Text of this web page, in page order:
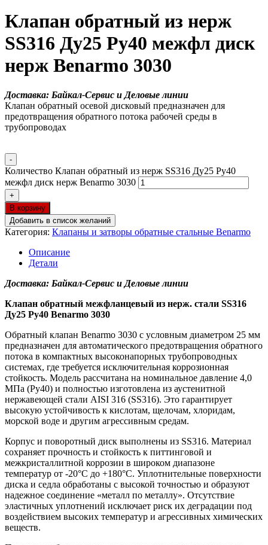
Клапан обратный из нерж
SS316 Ду25 Ру40 межфл диск
нерж Benarmo 3030
Доставка: Байкал-Сервис и Деловые линии
Клапан обратный осевой дисковый предназначен для
предотвращения обратного потока рабочей среды в
трубопроводах
-
Количество Клапан обратный из нерж SS316 Ду25 Ру40
межфл диск нерж Benarmo 3030
+
В корзину
Добавить в список желаний
Категория: Клапаны и затворы обратные стальные Benarmo
Описание
Детали
Доставка: Байкал-Сервис и Деловые линии
Клапан обратный межфланцевый из нерж. стали SS316
Ду25 Ру40 Benarmo 3030
Обратный клапан Benarmo 3030 с условным диаметром 25 мм
предназначен для автоматического предотвращения обратного
потока в компактных высоконапорных трубопроводных
системах, где требуется исключительная коррозионная
стойкость. Модель рассчитана на номинальное давление 4,0
МПа (Ру40) и полностью изготовлена из аустенитной
нержавеющей стали AISI 316 (SS316). Это гарантирует
высокую устойчивость к кислотам, щелочам, хлоридам,
морской воде и другим агрессивным средам.
Корпус и поворотный диск выполнены из SS316. Материал
сохраняет прочность и стойкость к питтинговой и
межкристаллитной коррозии в широком диапазоне
температур от -20°C до +180°C. Уплотнительные поверхности
диска и седла обработаны с высокой точностью и образуют
надежное соединение «металл по металлу». Отсутствие
эластичных уплотнений исключает риск их деградации под
воздействием высоких температур и агрессивных химических
веществ.